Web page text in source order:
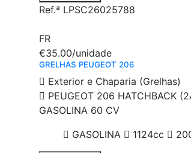
Ref.ª LPSC26025788
FR
€35.00/unidade
GRELHAS PEUGEOT 206
Exterior e Chaparia (Grelhas)
PEUGEOT 206 HATCHBACK
GASOLINA 60 CV
GASOLINA
1124cc